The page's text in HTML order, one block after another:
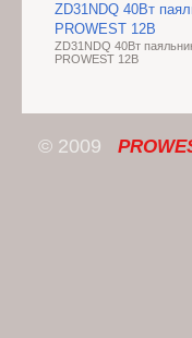
ZD31NDQ 40Вт
PROWEST 12В
ZD31NDQ 40Вт
PROWEST 12В
© 2009